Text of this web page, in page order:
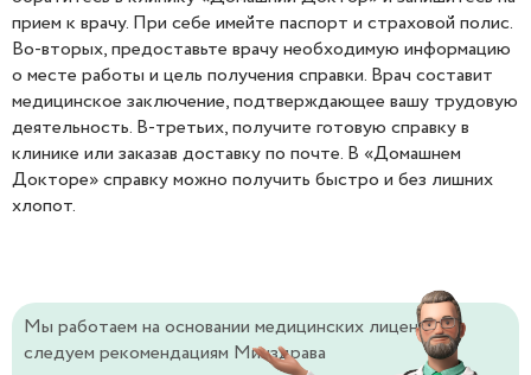
прием к врачу. При себе имейте паспорт и страховой полис.
Во-вторых, предоставьте врачу необходимую информацию
о месте работы и цель получения справки. Врач составит
медицинское заключение, подтверждающее вашу трудовую
деятельность. В-третьих, получите готовую справку в
клинике или заказав доставку по почте. В «Домашнем
Докторе» справку можно получить быстро и без лишних
хлопот.
Мы работаем на основании медицинских лицензий и
следуем рекомендациям Минздрава